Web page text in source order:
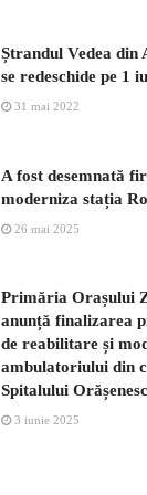
Ștrandul Vedea din
se redeschide pe 1
31 mai 2022
A fost desemnată
moderniza stația
26 mai 2025
Primăria Orașului
anunță finalizarea
de reabilitare și
ambulatoriului din
Spitalului Orășenesc
3 iunie 2025